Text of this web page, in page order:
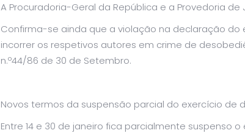
A Procuradoria-Geral da República e a Provedoria
Confirma-se ainda que a violação na declaração
incorrer os respetivos autores em crime de
n.º44/86 de 30 de Setembro.
Novos termos da suspensão parcial do exercício de
Entre 14 e 30 de janeiro fica parcialmente suspenso